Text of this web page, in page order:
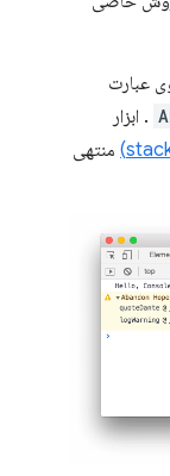
عبارت
. ابزار
منتهی